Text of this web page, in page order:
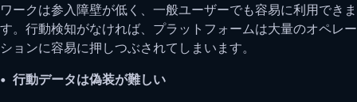
ワークは参入障壁が低く、一般ユーザーでも容易に利用できま
す。行動検知がなければ、プラットフォームは大量のオペレー
ションに容易に押しつぶされてしまいます。
• 行動データは偽装が難しい